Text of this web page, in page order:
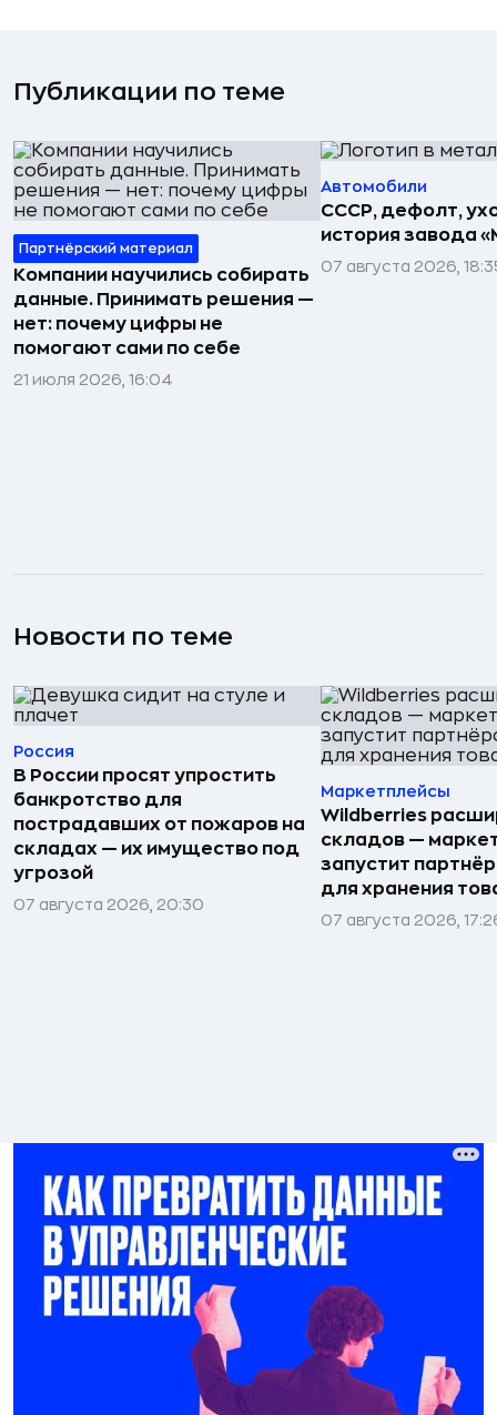
Публикации по теме
Партнёрский материал
Компании научились собирать
данные. Принимать решения —
нет: почему цифры не
помогают сами по себе
21 июля 2026, 16:04
Автомобили
СССР, дефолт,
история завода
07 августа 2026,
Новости по теме
Россия
В России просят упростить
банкротство для
пострадавших от пожаров на
складах — их имущество под
угрозой
07 августа 2026, 20:30
Маркетплейсы
Wildberries
складов —
запустит
для хранения
07 августа 2026,